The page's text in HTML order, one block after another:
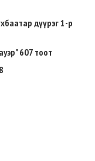
дүүрэг 1-р
607 тоот